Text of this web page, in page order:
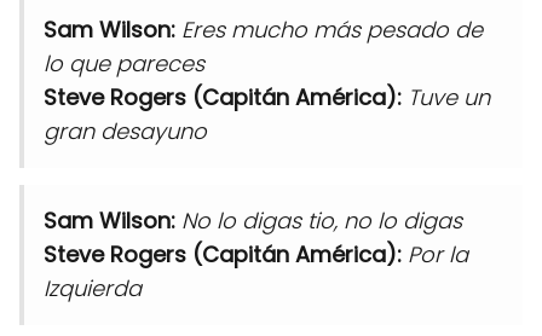
Sam Wilson: Eres mucho más pesado de
lo que pareces
Steve Rogers (Capitán América): Tuve un
gran desayuno
Sam Wilson: No lo digas tio, no lo digas
Steve Rogers (Capitán América): Por la
Izquierda